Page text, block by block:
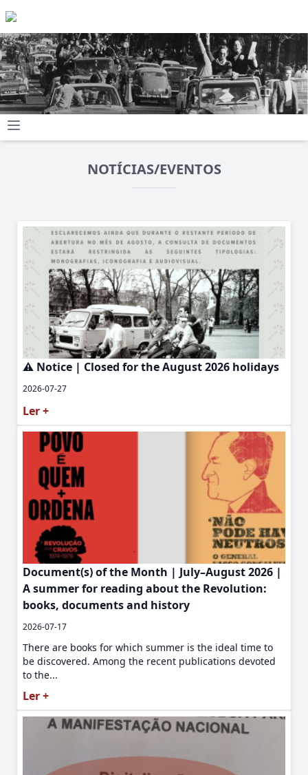
NOTÍCIAS/EVENTOS
⚠️ Notice | Closed for the August 2026 holidays
2026-07-27
Ler +
Document(s) of the Month | July–August 2026 |
A summer for reading about the Revolution:
books, documents and history
2026-07-17
There are books for which summer is the ideal time to
be discovered. Among the recent publications devoted
to the...
Ler +